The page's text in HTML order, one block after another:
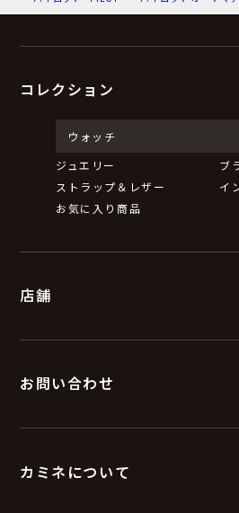
コレクション
ウォッチ
ジュエリー
ブ
ストラップ＆レザー
イ
お気に入り商品
店舗
お問い合わせ
カミネについて